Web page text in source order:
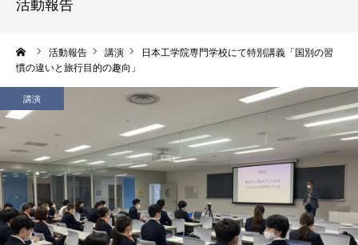
活動報告
活動報告 講演
日本工学院専門学校にて特別講義「国別の習
慣の違いと旅行目的の趣向」
講演
お問い合わせ